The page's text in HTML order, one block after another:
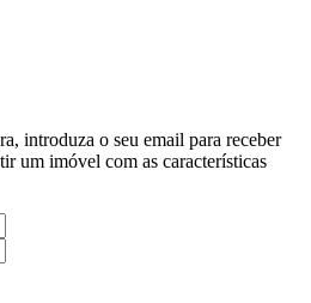
introduza o seu email para receber
um imóvel com as características